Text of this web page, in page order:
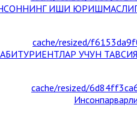
ИШИ
АБИТУРИЕНТЛАР УЧУН